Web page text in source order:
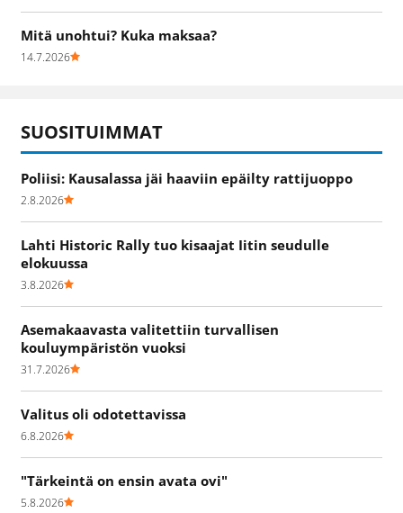
Mitä unohtui? Kuka maksaa?
14.7.2026
SUOSITUIMMAT
Poliisi: Kausalassa jäi haaviin epäilty rattijuoppo
2.8.2026
Lahti Historic Rally tuo kisaajat Iitin seudulle
elokuussa
3.8.2026
Asemakaavasta valitettiin turvallisen
kouluympäristön vuoksi
31.7.2026
Valitus oli odotettavissa
6.8.2026
"Tärkeintä on ensin avata ovi"
5.8.2026